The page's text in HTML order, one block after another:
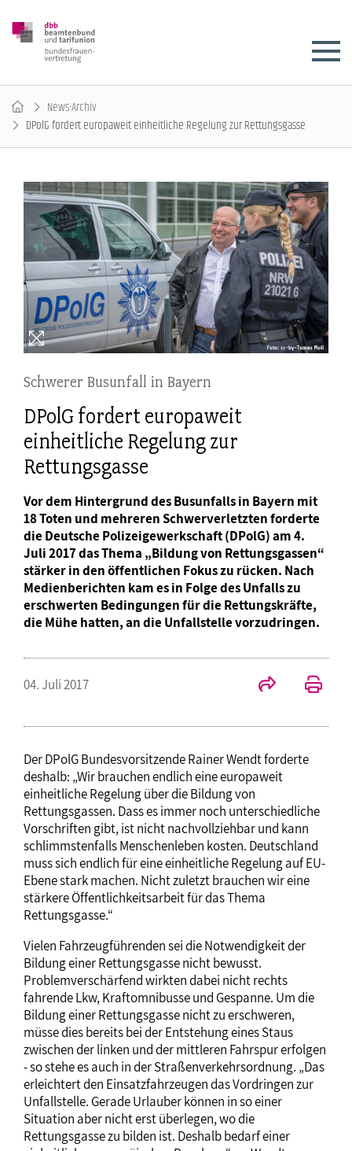
News-Archiv
DPolG fordert europaweit einheitliche Regelung zur Rettungsgasse
Schwerer Busunfall in Bayern
DPolG fordert europaweit
einheitliche Regelung zur
Rettungsgasse
Vor dem Hintergrund des Busunfalls in Bayern mit
18 Toten und mehreren Schwerverletzten forderte
die Deutsche Polizeigewerkschaft (DPolG) am 4.
Juli 2017 das Thema „Bildung von Rettungsgassen“
stärker in den öffentlichen Fokus zu rücken. Nach
Medienberichten kam es in Folge des Unfalls zu
erschwerten Bedingungen für die Rettungskräfte,
die Mühe hatten, an die Unfallstelle vorzudringen.
04. Juli 2017
Der DPolG Bundesvorsitzende Rainer Wendt forderte
deshalb: „Wir brauchen endlich eine europaweit
einheitliche Regelung über die Bildung von
Rettungsgassen. Dass es immer noch unterschiedliche
Vorschriften gibt, ist nicht nachvollziehbar und kann
schlimmstenfalls Menschenleben kosten. Deutschland
muss sich endlich für eine einheitliche Regelung auf EU-
Ebene stark machen. Nicht zuletzt brauchen wir eine
stärkere Öffentlichkeitsarbeit für das Thema
Rettungsgasse.“
Vielen Fahrzeugführenden sei die Notwendigkeit der
Bildung einer Rettungsgasse nicht bewusst.
Problemverschärfend wirkten dabei nicht rechts
fahrende Lkw, Kraftomnibusse und Gespanne. Um die
Bildung einer Rettungsgasse nicht zu erschweren,
müsse dies bereits bei der Entstehung eines Staus
zwischen der linken und der mittleren Fahrspur erfolgen
- so stehe es auch in der Straßenverkehrsordnung. „Das
erleichtert den Einsatzfahrzeugen das Vordringen zur
Unfallstelle. Gerade Urlauber können in so einer
Situation aber nicht erst überlegen, wo die
Rettungsgasse zu bilden ist. Deshalb bedarf einer